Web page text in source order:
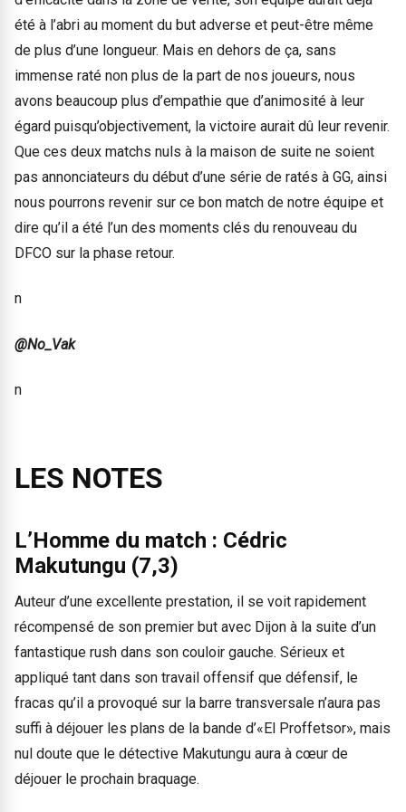
été à l’abri au moment du but adverse et peut-être même
de plus d’une longueur. Mais en dehors de ça, sans
immense raté non plus de la part de nos joueurs, nous
avons beaucoup plus d’empathie que d’animosité à leur
égard puisqu’objectivement, la victoire aurait dû leur revenir.
Que ces deux matchs nuls à la maison de suite ne soient
pas annonciateurs du début d’une série de ratés à GG, ainsi
nous pourrons revenir sur ce bon match de notre équipe et
dire qu’il a été l’un des moments clés du renouveau du
DFCO sur la phase retour.
n
@No_Vak
n
LES NOTES
L’Homme du match : Cédric
Makutungu (7,3)
Auteur d’une excellente prestation, il se voit rapidement
récompensé de son premier but avec Dijon à la suite d’un
fantastique rush dans son couloir gauche. Sérieux et
appliqué tant dans son travail offensif que défensif, le
fracas qu’il a provoqué sur la barre transversale n’aura pas
suffi à déjouer les plans de la bande d’«El Proffetsor», mais
nul doute que le détective Makutungu aura à cœur de
déjouer le prochain braquage.